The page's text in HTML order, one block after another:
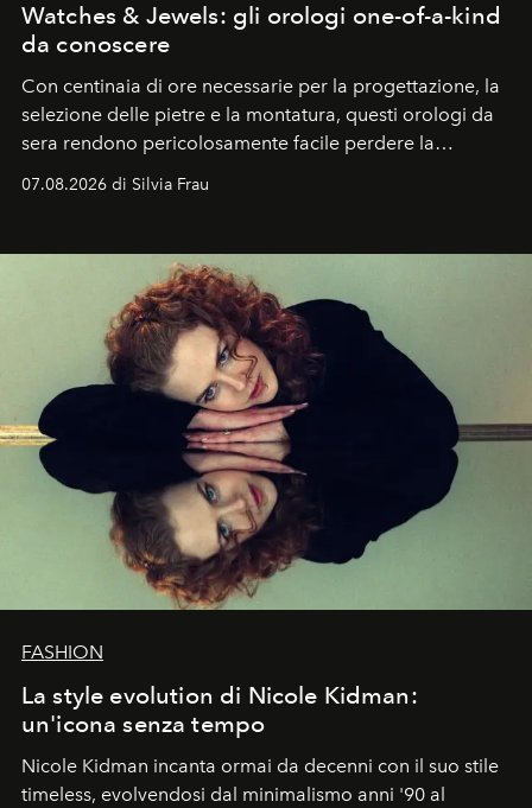
Watches & Jewels: gli orologi one-of-a-kind
da conoscere
Con centinaia di ore necessarie per la progettazione, la
selezione delle pietre e la montatura, questi orologi da
sera rendono pericolosamente facile perdere la
cognizione del tempo. Ma con quadranti così
07.08.2026 di Silvia Frau
FASHION
La style evolution di Nicole Kidman:
un'icona senza tempo
Nicole Kidman incanta ormai da decenni con il suo stile
timeless, evolvendosi dal minimalismo anni '90 al